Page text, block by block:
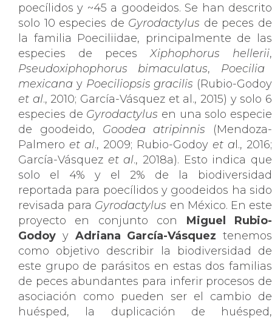
poecílidos y ~45 a goodeidos. Se han descrito
solo 10 especies de Gyrodactylus de peces de
la familia Poeciliidae, principalmente de las
especies de pecesXiphophorus hellerii,
Pseudoxiphophorus bimaculatus, Poecilia
mexicana y Poeciliopsis gracilis (Rubio-Godoy
et al., 2010; García-Vásquez et al., 2015) y solo 6
especies de Gyrodactylus en una solo especie
de goodeido, Goodea atripinnis (Mendoza-
Palmero et al., 2009; Rubio-Godoy et a l., 2016;
García-Vásquez et al., 2018a). Esto indica que
solo el 4% y el 2% de la biodiversidad
reportada para poecílidos y goodeidos ha sido
revisada para Gyrodactylus en México. En este
proyecto en conjunto con Miguel Rubio-
Godoy y Adriana García-Vásquez tenemos
como objetivo describir la biodiversidad de
este grupo de parásitos en estas dos familias
de peces abundantes para inferir procesos de
asociación como pueden ser el cambio de
huésped, la duplicación de huésped,